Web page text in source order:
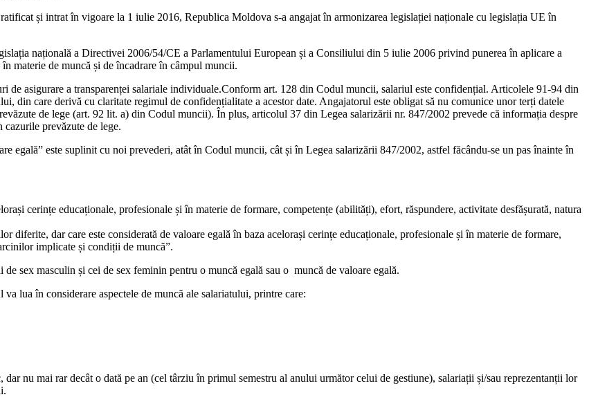
și intrat în vigoare la 1 iulie 2016, Republica Moldova s-a angajat în armonizarea legislației naționale cu legislația UE în
națională a Directivei 2006/54/CE a Parla­mentului European și a Consiliului din 5 iulie 2006 privind punerea în aplicare a
materie de muncă și de încadrare în câmpul muncii.
de asigurare a transparenței salariale individuale.Conform art. 128 din Codul mun­cii, salariul este confidențial. Ar­ticolele 91-94 din
din care derivă cu claritate regimul de confidențialitate a acestor date. Angajatorul este obligat să nu co­munice unor terți datele
de lege (art. 92 lit. a) din Codul muncii). În plus, articolul 37 din Legea salarizării nr. 847/2002 prevede că informația despre
prevăzute de lege.
egală” este supli­nit cu noi prevederi, atât în Codul muncii, cât și în Legea salarizării 847/2002, astfel făcându-se un pas înainte în
cerințe educaționale, pro­fesionale și în materie de formare, competențe (abilități), efort, răs­pundere, activitate desfășurată, na­tura
diferite, dar care este con­siderată de valoare egală în baza acelorași cerințe educaționale, pro­fesionale și în materie de formare,
implicate și condiții de muncă”.
sex masculin și cei de sex feminin pentru o mun­că egală sau o muncă de valoare egală.
lua în considerare aspectele de muncă ale salariatului, printre care:
nu mai rar decât o dată pe an (cel târziu în primul semestru al anului urmă­tor celui de gestiune), salariații și/sau reprezentanții lor